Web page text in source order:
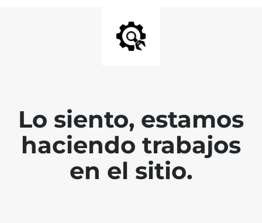
Lo siento, estamos
haciendo trabajos
en el sitio.